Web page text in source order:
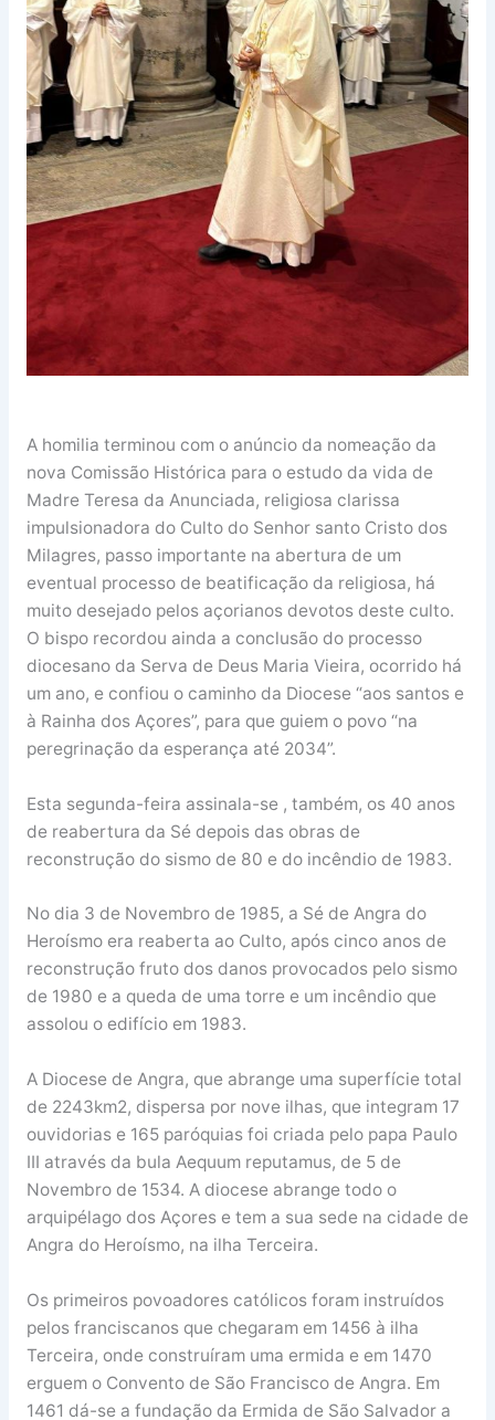
A homilia terminou com o anúncio da nomeação da
nova Comissão Histórica para o estudo da vida de
Madre Teresa da Anunciada, religiosa clarissa
impulsionadora do Culto do Senhor santo Cristo dos
Milagres, passo importante na abertura de um
eventual processo de beatificação da religiosa, há
muito desejado pelos açorianos devotos deste culto.
O bispo recordou ainda a conclusão do processo
diocesano da Serva de Deus Maria Vieira, ocorrido há
um ano, e confiou o caminho da Diocese “aos santos e
à Rainha dos Açores”, para que guiem o povo “na
peregrinação da esperança até 2034”.
Esta segunda-feira assinala-se , também, os 40 anos
de reabertura da Sé depois das obras de
reconstrução do sismo de 80 e do incêndio de 1983.
No dia 3 de Novembro de 1985, a Sé de Angra do
Heroísmo era reaberta ao Culto, após cinco anos de
reconstrução fruto dos danos provocados pelo sismo
de 1980 e a queda de uma torre e um incêndio que
assolou o edifício em 1983.
A Diocese de Angra, que abrange uma superfície total
de 2243km2, dispersa por nove ilhas, que integram 17
ouvidorias e 165 paróquias foi criada pelo papa Paulo
III através da bula Aequum reputamus, de 5 de
Novembro de 1534. A diocese abrange todo o
arquipélago dos Açores e tem a sua sede na cidade de
Angra do Heroísmo, na ilha Terceira.
Os primeiros povoadores católicos foram instruídos
pelos franciscanos que chegaram em 1456 à ilha
Terceira, onde construíram uma ermida e em 1470
erguem o Convento de São Francisco de Angra. Em
1461 dá-se a fundação da Ermida de São Salvador a